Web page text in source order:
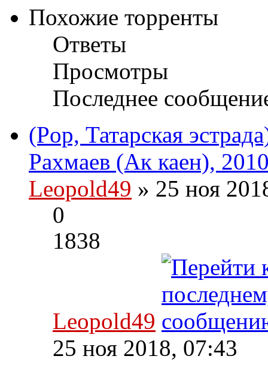
Похожие торренты
Ответы
Просмотры
Последнее
(Pop, Татарская
Рахмаев (Ак каен),
Leopold49 » 25 ноя
0
1838
Leopold49
25 ноя 2018, 07:43